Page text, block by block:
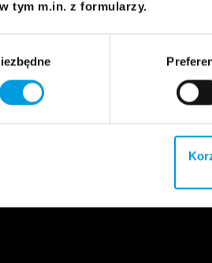
tym m.in. z formularzy.